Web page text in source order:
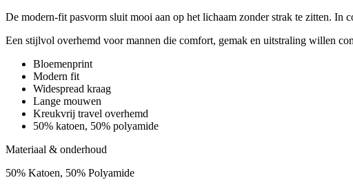
De modern-fit pasvorm sluit mooi aan op het lichaam zonder strak te zitten. In
Een stijlvol overhemd voor mannen die comfort, gemak en uitstraling willen
Bloemenprint
Modern fit
Widespread kraag
Lange mouwen
Kreukvrij travel overhemd
50% katoen, 50% polyamide
Materiaal & onderhoud
50% Katoen, 50% Polyamide